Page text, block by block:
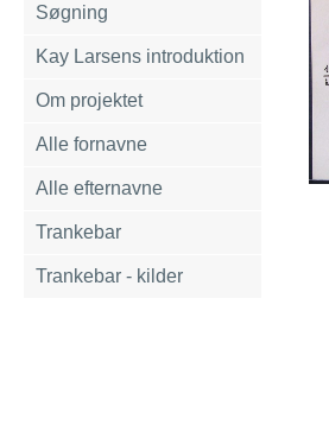
Søgning
Kay Larsens introduktion
Om projektet
Alle fornavne
Alle efternavne
Trankebar
Trankebar - kilder